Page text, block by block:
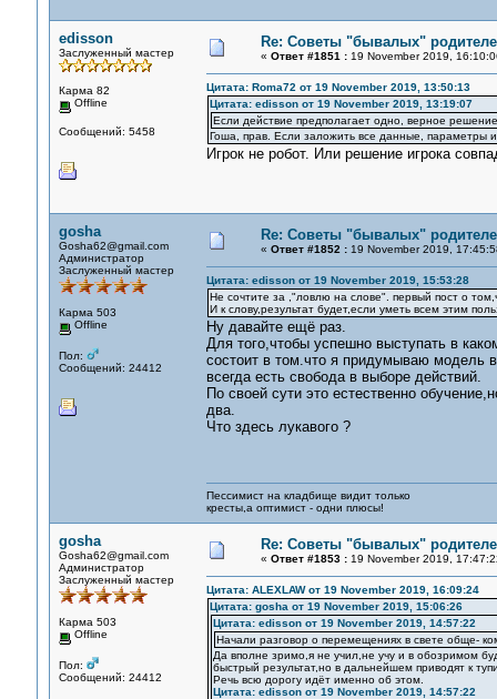
edisson
Заслуженный мастер
Карма 82
Offline
Сообщений: 5458
Re: Советы "бывалых"
« Ответ #1851 :19 November 2019,
Цитата: Roma72 от 19 November 2019, 13:50:13
Цитата: edisson от 19 November 2019, 13:19:07
Если действие предполагает одно, верное
Гоша, прав. Если заложить все данные, параметры
Игрок не робот. Или решение игрока
gosha
Gosha62@gmail.com
Администратор
Заслуженный мастер
Карма 503
Offline
Пол:
Сообщений: 24412
Re: Советы "бывалых"
« Ответ #1852 :19 November 2019,
Цитата: edisson от 19 November 2019, 15:53:28
Не сочтите за ,"ловлю на слове". первый пост о
И к слову,результат будет,если уметь всем этим
Ну давайте ещё раз.
Для того,чтобы успешно выступать в
состоит в том.что я придумываю модель
всегда есть свобода в выборе действий.
По своей сути это естественно
два.
Что здесь лукавого ?
Пессимист на кладбище видит только
кресты,а оптимист - одни плюсы!
gosha
Gosha62@gmail.com
Администратор
Заслуженный мастер
Карма 503
Offline
Пол:
Сообщений: 24412
Re: Советы "бывалых"
« Ответ #1853 :19 November 2019,
Цитата: ALEXLAW от 19 November 2019, 16:09:24
Цитата: gosha от 19 November 2019, 15:06:26
Цитата: edisson от 19 November 2019, 14:57:22
Начали разговор о перемещениях в свете обще-
Да вполне зримо,я не учил,не учу и в обозримом
быстрый результат,но в дальнейшем приводят к
Речь всю дорогу идёт именно об этом.
Цитата: edisson от 19 November 2019, 14:57:22